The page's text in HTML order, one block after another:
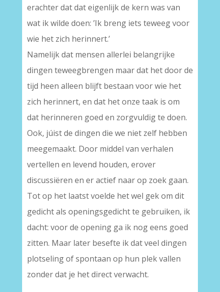
erachter dat dat eigenlijk de kern was van
wat ik wilde doen: ’Ik breng iets teweeg voor
wie het zich herinnert.’
Namelijk dat mensen allerlei belangrijke
dingen teweegbrengen maar dat het door de
tijd heen alleen blijft bestaan voor wie het
zich herinnert, en dat het onze taak is om
dat herinneren goed en zorgvuldig te doen.
Ook, júist de dingen die we niet zelf hebben
meegemaakt. Door middel van verhalen
vertellen en levend houden, erover
discussiëren en er actief naar op zoek gaan.
Tot op het laatst voelde het wel gek om dit
gedicht als openingsgedicht te gebruiken, ik
dacht: voor de opening ga ik nog eens goed
zitten. Maar later besefte ik dat veel dingen
plotseling of spontaan op hun plek vallen
zonder dat je het direct verwacht.